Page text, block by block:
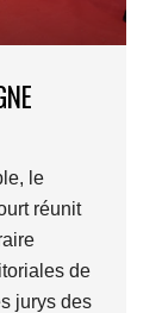
le
réunit
de
jurys des